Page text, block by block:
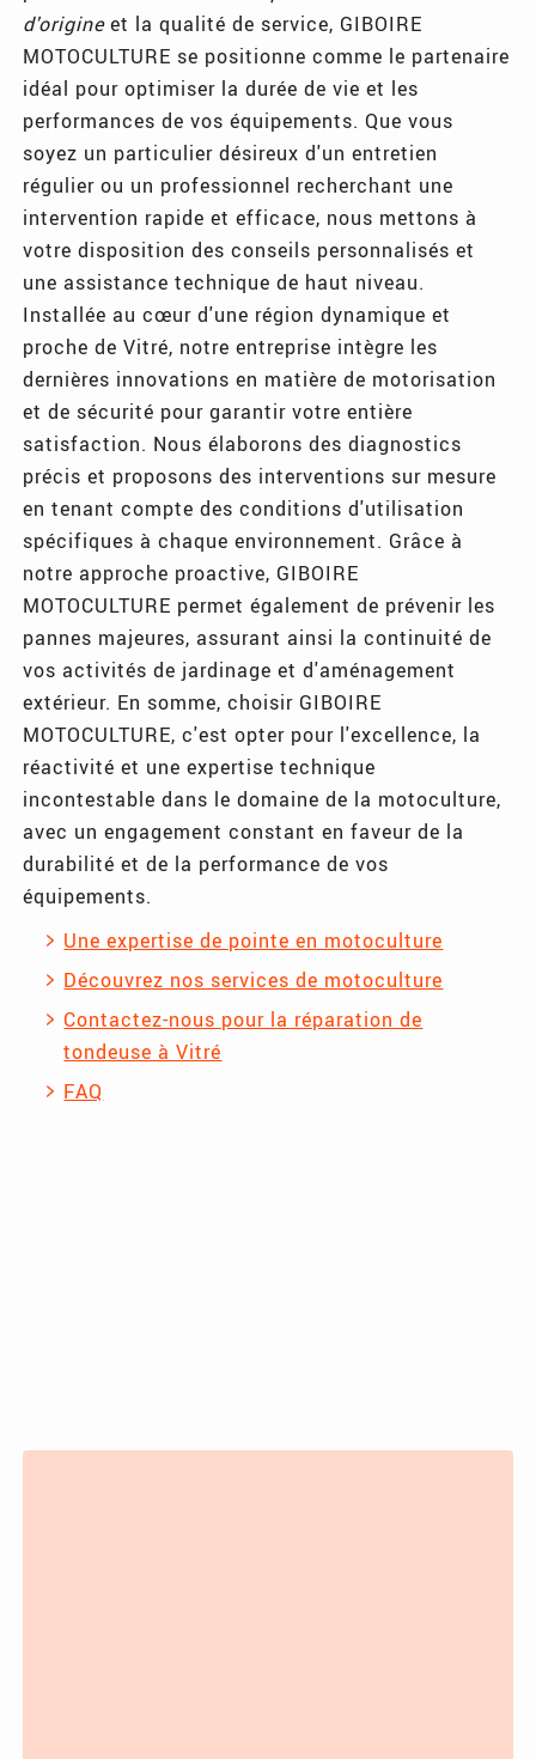
d'origineet la qualité de service, GIBOIRE
MOTOCULTURE se positionne comme le partenaire
idéal pour optimiser la durée de vie et les
performances de vos équipements. Que vous
soyez un particulier désireux d'un entretien
régulier ou un professionnel recherchant une
intervention rapide et efficace, nous mettons à
votre disposition des conseils personnalisés et
une assistance technique de haut niveau.
Installée au cœur d'une région dynamique et
proche de Vitré, notre entreprise intègre les
dernières innovations en matière de motorisation
et de sécurité pour garantir votre entière
satisfaction. Nous élaborons des diagnostics
précis et proposons des interventions sur mesure
en tenant compte des conditions d'utilisation
spécifiques à chaque environnement. Grâce à
notre approche proactive, GIBOIRE
MOTOCULTURE permet également de prévenir les
pannes majeures, assurant ainsi la continuité de
vos activités de jardinage et d'aménagement
extérieur. En somme, choisir GIBOIRE
MOTOCULTURE, c'est opter pour l'excellence, la
réactivité et une expertise technique
incontestable dans le domaine de la motoculture,
avec un engagement constant en faveur de la
durabilité et de la performance de vos
équipements.
Une expertise de pointe en motoculture
Découvrez nos services de motoculture
Contactez-nous pour la réparation de
tondeuse à Vitré
FAQ